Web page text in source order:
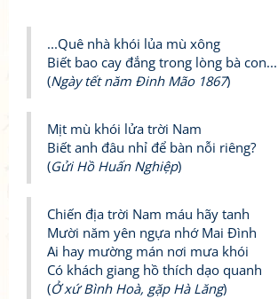
...Quê nhà khói lủa mù xông
Biết bao cay đắng trong lòng bà con...
(Ngày tết năm Đinh Mão 1867)
Mịt mù khói lửa trời Nam
Biết anh đâu nhỉ để bàn nỗi riêng?
(Gửi Hồ Huấn Nghiệp)
Chiến địa trời Nam máu hãy tanh
Mười năm yên ngựa nhớ Mai Đình
Ai hay mường mán nơi mưa khói
Có khách giang hồ thích dạo quanh
(Ở xứ Bình Hoà, gặp Hà Lăng)